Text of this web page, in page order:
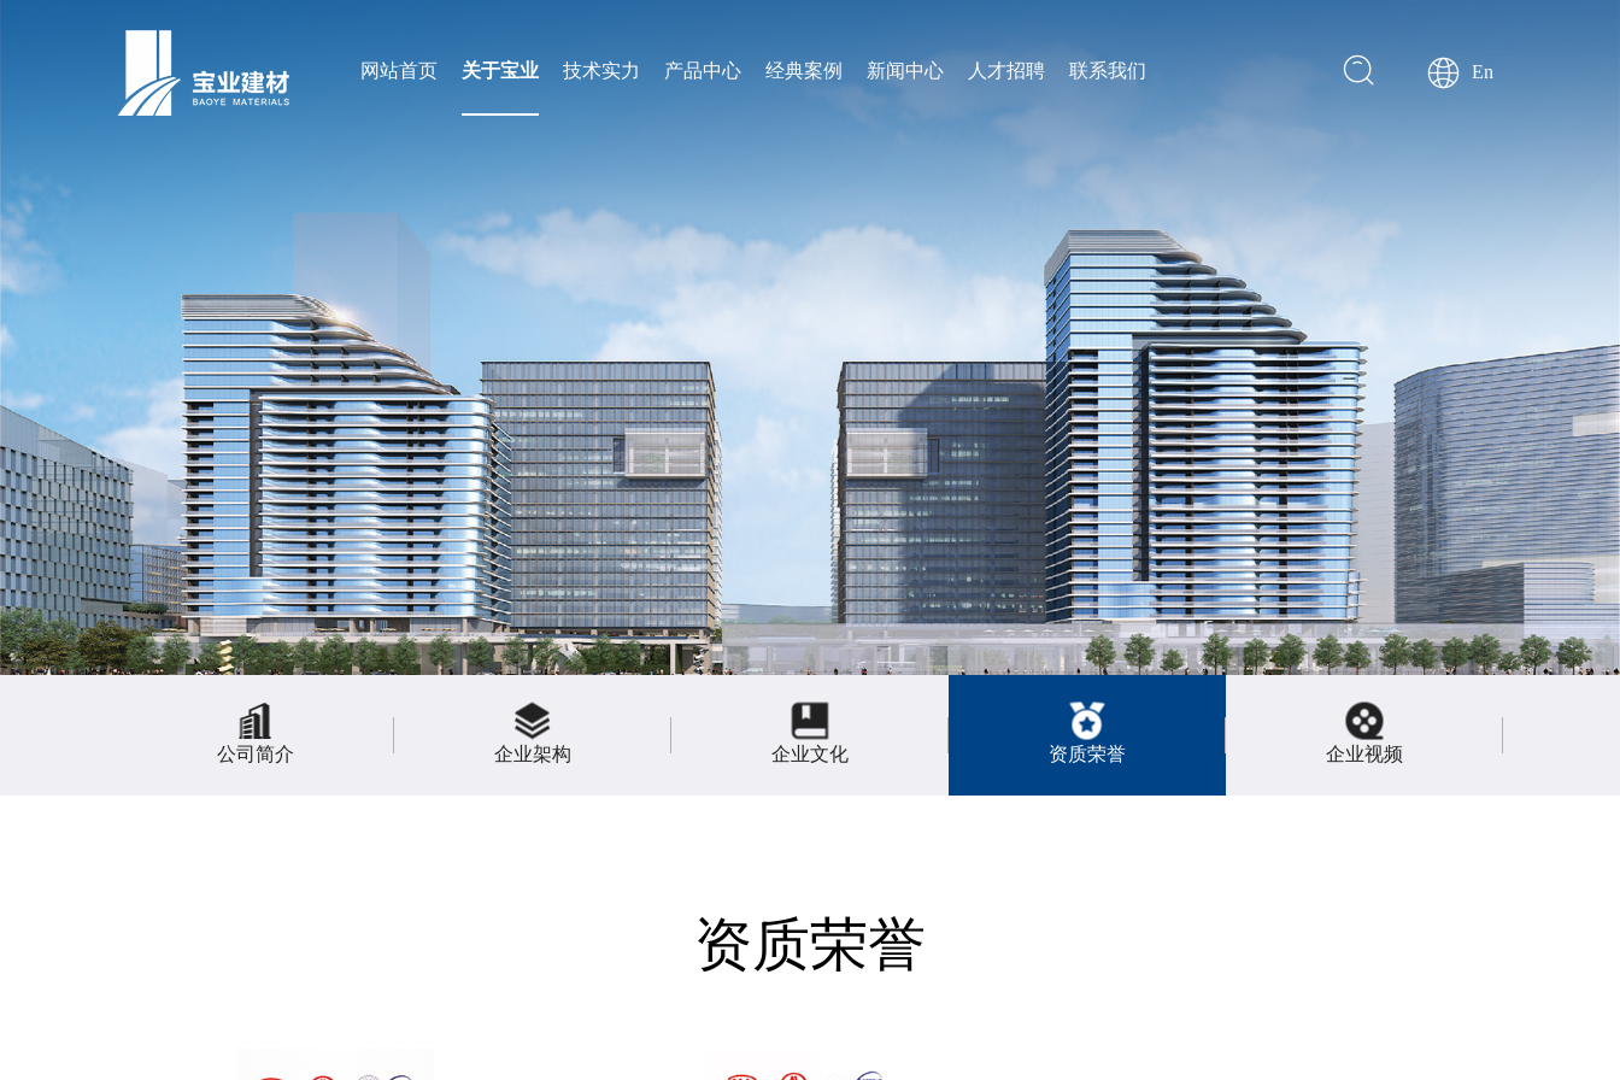
网站首页 关于宝业 技术实力 产品中心 经典案例 新闻中心 人才招聘 联系我们 En
公司简介 企业架构 企业文化 资质荣誉 企业视频
资质荣誉